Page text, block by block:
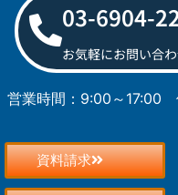
03-6904-
お気軽にお問い合わ
営業時間：9:00～17:00
資料請求